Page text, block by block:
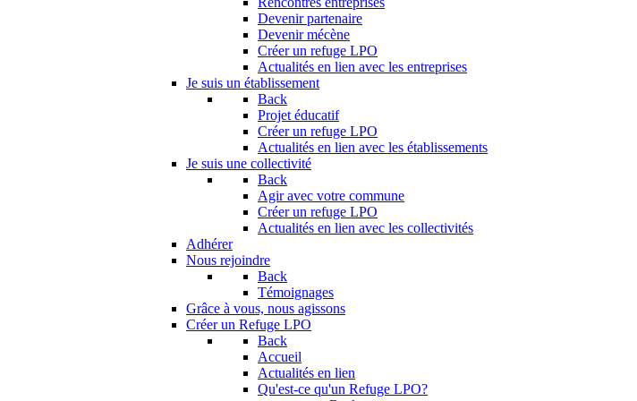
Devenir partenaire
Devenir mécène
Créer un refuge LPO
Actualités en lien avec les entreprises
Je suis un établissement
Back
Projet éducatif
Créer un refuge LPO
Actualités en lien avec les établissements
Je suis une collectivité
Back
Agir avec votre commune
Créer un refuge LPO
Actualités en lien avec les collectivités
Adhérer
Nous rejoindre
Back
Témoignages
Grâce à vous, nous agissons
Créer un Refuge LPO
Back
Accueil
Actualités en lien
Qu'est-ce qu'un Refuge LPO?